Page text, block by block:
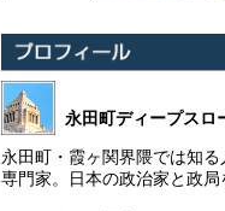
永田町ディープスロ
永田町・霞ヶ関界隈では知
専門家。日本の政治家と政局